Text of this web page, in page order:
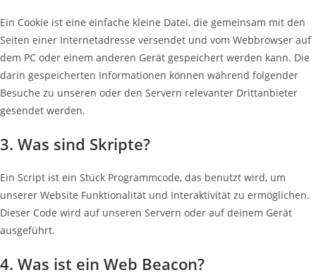
Ein Cookie ist eine einfache kleine Datei, die gemeinsam mit den
Seiten einer Internetadresse versendet und vom Webbrowser auf
dem PC oder einem anderen Gerät gespeichert werden kann. Die
darin gespeicherten Informationen können während folgender
Besuche zu unseren oder den Servern relevanter Drittanbieter
gesendet werden.
3. Was sind Skripte?
Ein Script ist ein Stück Programmcode, das benutzt wird, um
unserer Website Funktionalität und Interaktivität zu ermöglichen.
Dieser Code wird auf unseren Servern oder auf deinem Gerät
ausgeführt.
4. Was ist ein Web Beacon?